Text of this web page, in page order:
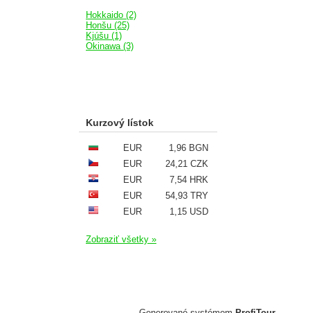
Hokkaido (2)
Honšu (25)
Kjúšu (1)
Okinawa (3)
Kurzový lístok
EUR
1,96 BGN
EUR
24,21 CZK
EUR
7,54 HRK
EUR
54,93 TRY
EUR
1,15 USD
Zobraziť všetky »